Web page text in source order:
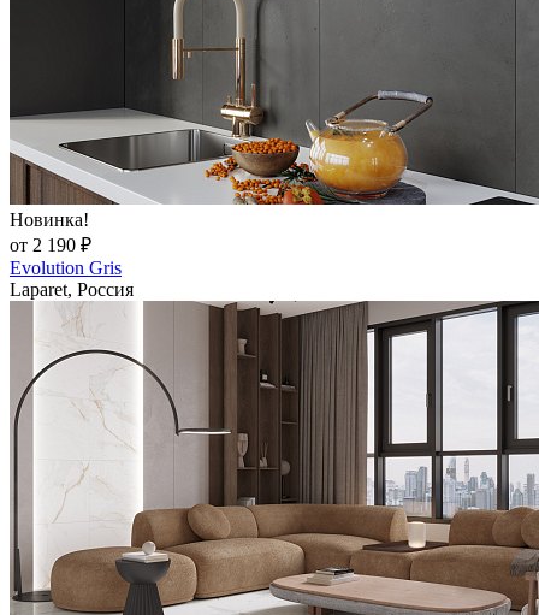
Новинка!
от 2 190 ₽
Evolution Gris
Laparet, Россия